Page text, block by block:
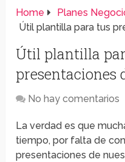
Home
Planes
Útil plantilla para tus
Útil plantilla
presentaciones
No hay comentarios
La verdad es que
tiempo, por falta de
presentaciones de